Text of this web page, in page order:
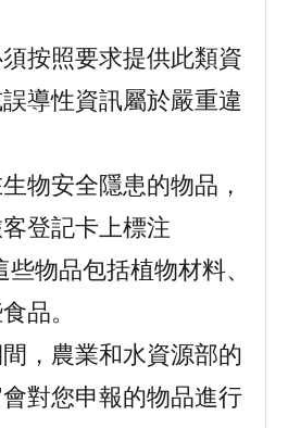
按照要求提供此類資
導性資訊屬於嚴重違
物安全隱患的物品，
登記卡上標注
些物品包括植物材料、
品。
，農業和水資源部的
對您申報的物品進行